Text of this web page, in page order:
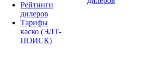
Рейтинги
дилеров
Тарифы
каско (ЭЛТ-
ПОИСК)